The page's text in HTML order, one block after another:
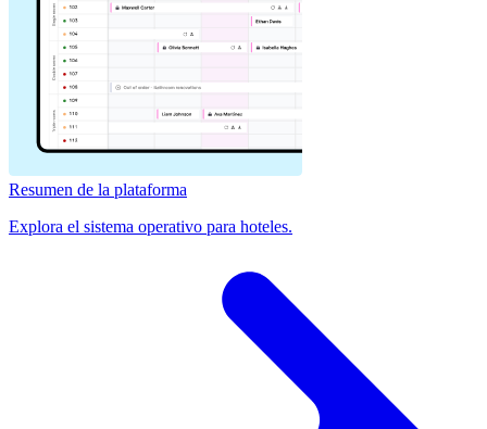
Resumen de la plataforma
Explora el sistema operativo para hoteles.